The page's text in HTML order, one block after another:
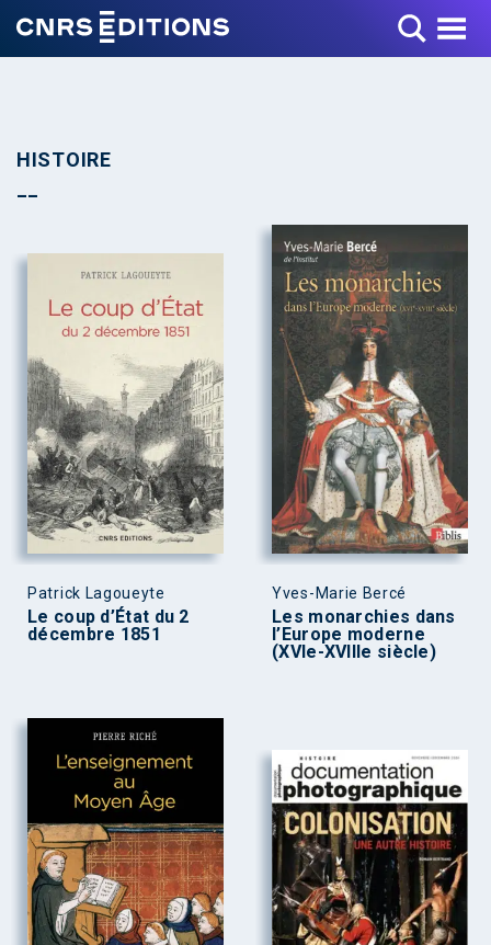
Toggle Menu
HISTOIRE
Patrick Lagoueyte
Le coup d’État du 2
décembre 1851
Yves-Marie Bercé
Les monarchies dans
l’Europe moderne
(XVIe-XVIIIe siècle)